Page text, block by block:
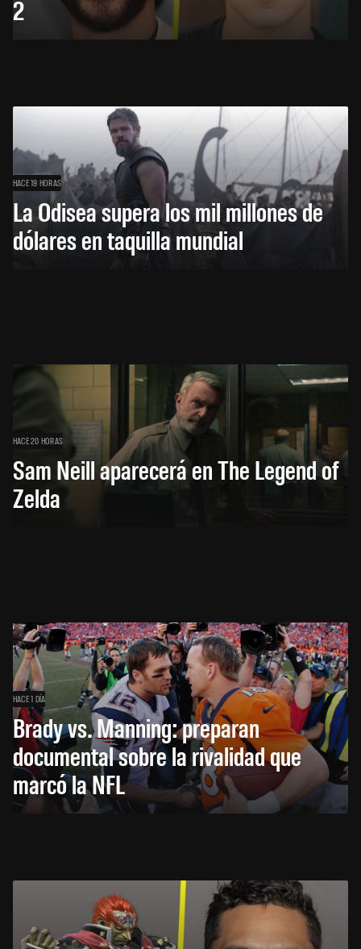
2
HACE 19 HORAS
La Odisea supera los mil millones de
dólares en taquilla mundial
HACE 20 HORAS
Sam Neill aparecerá en The Legend of
Zelda
HACE 1 DÍA
Brady vs. Manning: preparan
documental sobre la rivalidad que
marcó la NFL